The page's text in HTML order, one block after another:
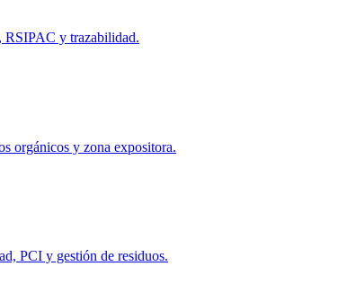
RSIPAC y trazabilidad.
orgánicos y zona expositora.
PCI y gestión de residuos.